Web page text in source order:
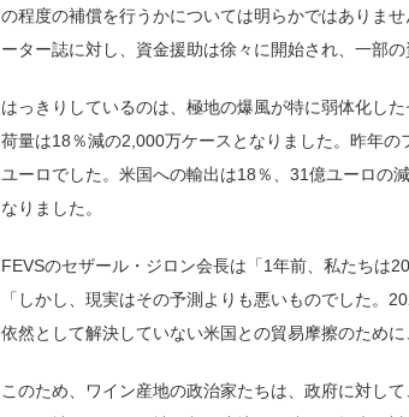
の程度の補償を行うかについては明らかではありま
ーター誌に対し、資金援助は徐々に開始され、一部
はっきりしているのは、極地の爆風が特に弱体化し
荷量は18％減の2,000万ケースとなりました。昨年
ユーロでした。米国への輸出は18％、31億ユーロの
なりました。
FEVSのセザール・ジロン会長は「1年前、私たちは
「しかし、現実はその予測よりも悪いものでした。
依然として解決していない米国との貿易摩擦のため
このため、ワイン産地の政治家たちは、政府に対し